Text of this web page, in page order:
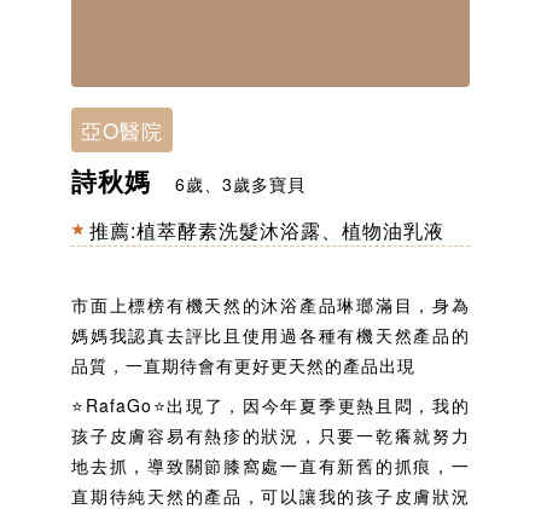
亞O醫院
詩秋媽 6歲、3歲多寶貝
推薦:植萃酵素洗髮沐浴露、植物油乳液
市面上標榜有機天然的沐浴產品琳瑯滿目，身為
媽媽我認真去評比且使用過各種有機天然產品的
品質，一直期待會有更好更天然的產品出現
⭐RafaGo⭐出現了，因今年夏季更熱且悶，我的
孩子皮膚容易有熱疹的狀況，只要一乾癢就努力
地去抓，導致關節膝窩處一直有新舊的抓痕，一
直期待純天然的產品，可以讓我的孩子皮膚狀況